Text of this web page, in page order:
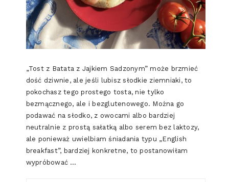
„Tost z Batata z Jajkiem Sadzonym” może brzmieć
dość dziwnie, ale jeśli lubisz słodkie ziemniaki, to
pokochasz tego prostego tosta, nie tylko
bezmącznego, ale i bezglutenowego. Można go
podawać na słodko, z owocami albo bardziej
neutralnie z prostą sałatką albo serem bez laktozy,
ale ponieważ uwielbiam śniadania typu „English
breakfast”, bardziej konkretne, to postanowiłam
wypróbować …